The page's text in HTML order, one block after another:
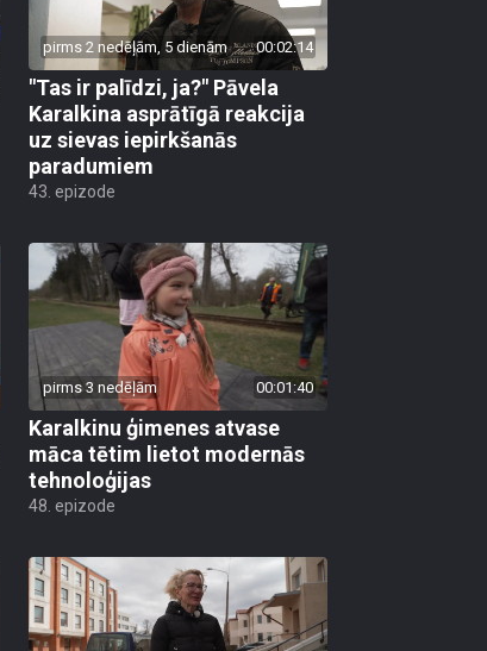
pirms 2 nedēļām, 5 dienām 00:02:14
"Tas ir palīdzi, ja?" Pāvela
Karalkina asprātīgā reakcija
uz sievas iepirkšanās
paradumiem
43. epizode
pirms 3 nedēļām 00:01:40
Karalkinu ģimenes atvase
māca tētim lietot modernās
tehnoloģijas
48. epizode